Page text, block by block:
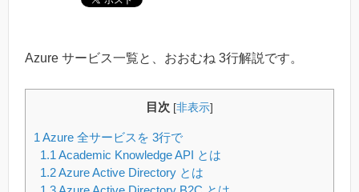
Azure サービス一覧と、おおむね 3行解説です。
目次 [非表示]
1 Azure 全サービスを 3行で
1.1 Academic Knowledge API とは
1.2Azure Active Directory とは